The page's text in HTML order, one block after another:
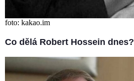
foto: kakao.im
Co dělá Robert Hossein dnes?